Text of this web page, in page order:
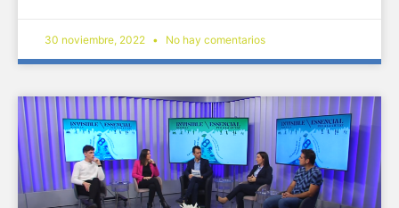
30 noviembre, 2022 No hay comentarios